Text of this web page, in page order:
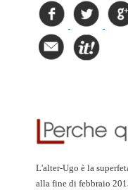
L'alter-Ugo è la
alla fine di febbraio